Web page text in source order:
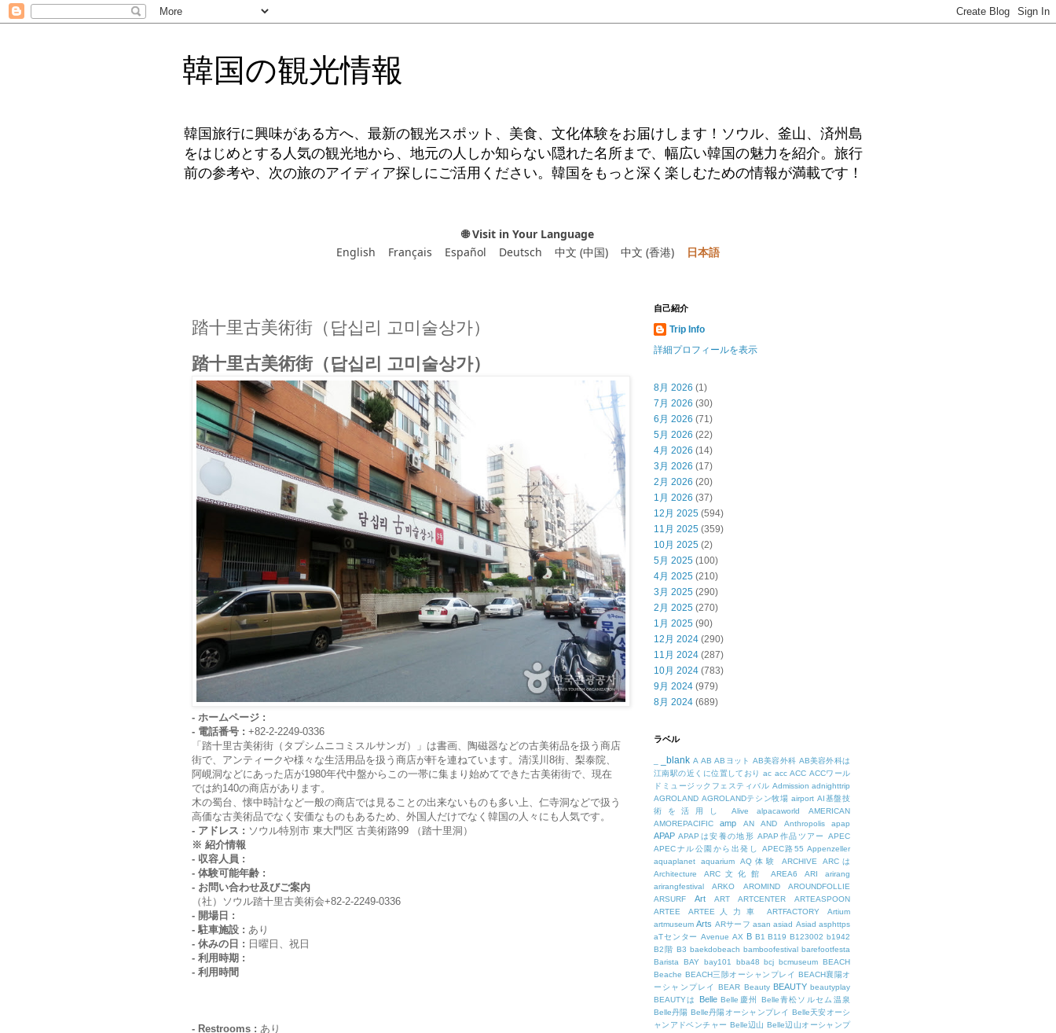
韓国の観光情報
韓国旅行に興味がある方へ、最新の観光スポット、美食、文化体験をお届けします！ソウル、釜山、済州島
をはじめとする人気の観光地から、地元の人しか知らない隠れた名所まで、幅広い韓国の魅力を紹介。旅行
前の参考や、次の旅のアイディア探しにご活用ください。韓国をもっと深く楽しむための情報が満載です！
🌐 Visit in Your Language
English
Français Español Deutsch 中文 (中国) 中文 (香港) 日本語
踏十里古美術街（답십리 고미술상가）
踏十里古美術街（답십리 고미술상가）
- ホームページ :
- 電話番号 : +82-2-2249-0336
「踏十里古美術街（タプシムニコミスルサンガ）」は書画、陶磁器などの古美術品を扱う商店
街で、アンティークや様々な生活用品を扱う商店が軒を連ねています。清渓川8街、梨泰院、
阿峴洞などにあった店が1980年代中盤からこの一帯に集まり始めてできた古美術街で、現在
では約140の商店があります。
木の蜀台、懐中時計など一般の商店では見ることの出来ないものも多い上、仁寺洞などで扱う
高価な古美術品でなく安価なものもあるため、外国人だけでなく韓国の人々にも人気です。
- アドレス : ソウル特別市 東大門区 古美術路99 （踏十里洞）
※ 紹介情報
- 収容人員 :
- 体験可能年齢 :
- お問い合わせ及びご案内
（社）ソウル踏十里古美術会+82-2-2249-0336
- 開場日 :
- 駐車施設 : あり
- 休みの日 : 日曜日、祝日
- 利用時期 :
- 利用時間
- Restrooms : あり
自己紹介
Trip Info
詳細プロフィールを表示
8月 2026 (1)
7月 2026 (30)
6月 2026 (71)
5月 2026 (22)
4月 2026 (14)
3月 2026 (17)
2月 2026 (20)
1月 2026 (37)
12月 2025 (594)
11月 2025 (359)
10月 2025 (2)
5月 2025 (100)
4月 2025 (210)
3月 2025 (290)
2月 2025 (270)
1月 2025 (90)
12月 2024 (290)
11月 2024 (287)
10月 2024 (783)
9月 2024 (979)
8月 2024 (689)
ラベル
_blank A AB ABヨット AB美容外科 AB美容外科は
江南駅の近くに位置しており ac acc ACC ACCワール
ドミュージックフェスティバル Admission adnighttrip
AGROLAND AGROLANDテシン牧場 airport AI基盤技
術を活用し
Alive alpacaworld
AMERICAN
AMOREPACIFIC
amp AN AND Anthropolis apap
APAP APAPは安養の地形 APAP作品ツアー
APEC
APECナル公園から出発し
APEC路55 Appenzeller
aquaplanet
aquarium AQ体験 ARCHIVE
ARCは
Architecture
ARC文化館 AREA6 ARI
arirang
arirangfestival
ARKO AROMIND
AROUNDFOLLIE
ARSURF
Art ART ARTCENTER
ARTEASPOON
ARTEE
ARTEE人力車 ARTFACTORY
Artium
artmuseum Arts ARサーフ asan asiad Asiad asphttps
aTセンター Avenue AX B B1 B119 B123002 b1942
B2階 B3 baekdobeach bamboofestival barefootfesta
Barista
BAY bay101 bba48 bcj bcmuseum BEACH
Beache BEACH三陟オーシャンプレイ BEACH襄陽オ
ーシャンプレイ
BEAR Beauty BEAUTY beautyplay
BEAUTYは
Belle Belle慶州
Belle青松ソルセム温泉
Belle丹陽 Belle丹陽オーシャンプレイ Belle天安オーシ
ャンアドベンチャー Belle辺山 Belle辺山オーシャンプ